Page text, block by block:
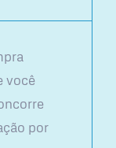
você
por